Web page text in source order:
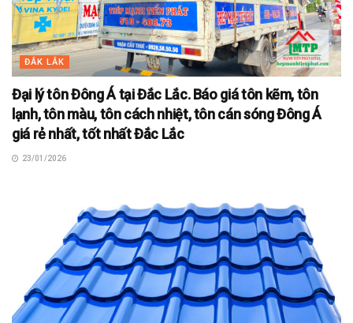
ĐẮK LẮK
Đại lý tôn Đông Á tại Đắc Lắc. Báo giá tôn kẽm, tôn
lạnh, tôn màu, tôn cách nhiệt, tôn cán sóng Đông Á
giá rẻ nhất, tốt nhất Đắc Lắc
23/01/2026